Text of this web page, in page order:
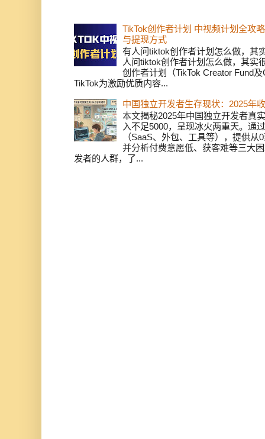
TikTok创作者计划 中视频计划全攻
与提现方式
有人问tiktok创作者计划怎么做，其
人问tiktok创作者计划怎么做，其实
创作者计划（TikTok Creator Fund
TikTok为激励优质内容...
中国独立开发者生存现状：2025年
本文揭秘2025年中国独立开发者真
入不足5000，呈现冰火两重天。通
（SaaS、外包、工具等），提供
并分析付费意愿低、获客难等三大
发者的人群，了...